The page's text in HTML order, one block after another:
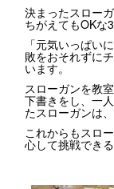
決まったスロー
ちがえてもOKな
「元気いっぱい
敗をおそれずに
います。
スローガンを教
下書きをし、一
たスローガンは
これからもスロ
心して挑戦でき